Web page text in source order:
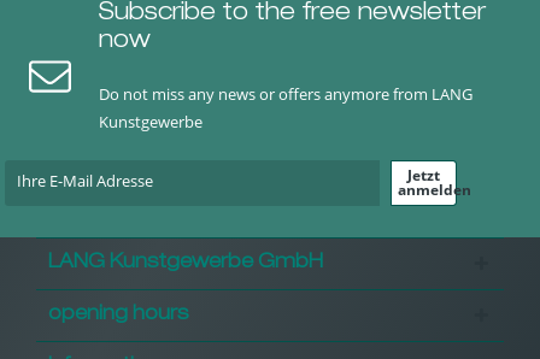
Subscribe to the free newsletter
now
Do not miss any news or offers anymore from LANG
Kunstgewerbe
Jetzt
anmelden
LANG Kunstgewerbe GmbH
opening hours